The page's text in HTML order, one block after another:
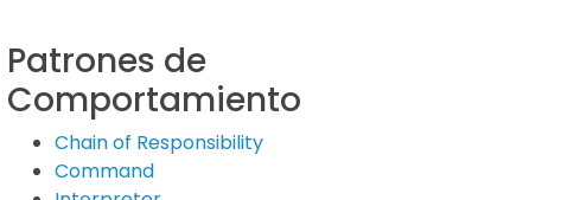
Patrones de
Comportamiento
Chain of Responsibility
Command